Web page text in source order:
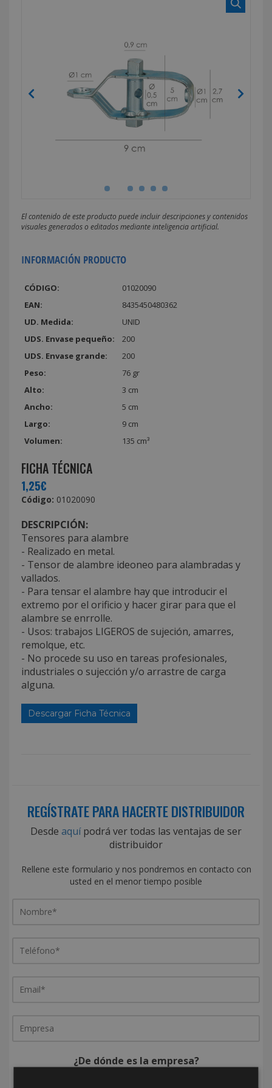
El contenido de este producto puede incluir descripciones y contenidos
visuales generados o editados mediante inteligencia artificial.
INFORMACIÓN PRODUCTO
CÓDIGO:
01020090
EAN:
8435450480362
UD. Medida:
UNID
UDS. Envase pequeño:
200
UDS. Envase grande:
200
Peso:
76 gr
Alto:
3 cm
Ancho:
5 cm
Largo:
9 cm
Volumen:
135 cm³
FICHA TÉCNICA
1,25€
Código: 01020090
DESCRIPCIÓN:
Tensores para alambre
- Realizado en metal.
- Tensor de alambre ideoneo para alambradas y
vallados.
- Para tensar el alambre hay que introducir el
extremo por el orificio y hacer girar para que el
alambre se enrrolle.
- Usos: trabajos LIGEROS de sujeción, amarres,
remolque, etc.
- No procede su uso en tareas profesionales,
industriales o sujección y/o arrastre de carga
alguna.
Descargar Ficha Técnica
REGÍSTRATE PARA HACERTE DISTRIBUIDOR
Desde aquípodrá ver todas las ventajas de ser
distribuidor
Rellene este formulario y nos pondremos en contacto con
usted en el menor tiempo posible
¿De dónde es la empresa?